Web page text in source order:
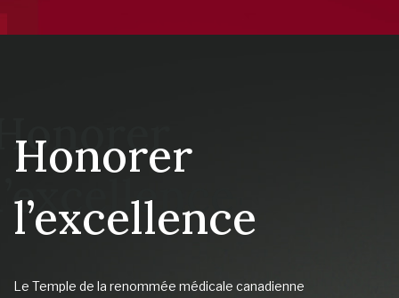
Honorer
l’excellence
Le Temple de la renommée médicale canadienne